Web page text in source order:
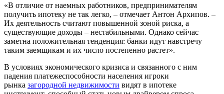
«В отличие от наемных работников, предпринимателям
получить ипотеку не так легко, – отмечает Антон Архипов. –
Их деятельность считают повышенной зоной риска, а
существующие доходы – нестабильными. Однако сейчас
заметна положительная тенденция: банки идут навстречу
таким заемщикам и их число постепенно растет».
В условиях экономического кризиса и связанного с ним
падения платежеспособности населения игроки
рынка загородной недвижимости видят в ипотеке